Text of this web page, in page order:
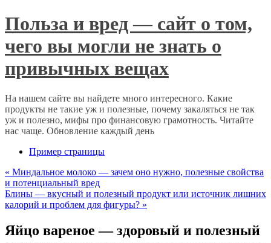
Польза и вред — сайт о том,
чего вы могли не знать о
привычных вещах
На нашем сайте вы найдете много интересного. Какие
продукты не такие уж и полезные, почему закаляться не так
уж и полезно, мифы про финансовую грамотность. Читайте
нас чаще. Обновление каждый день
Пример страницы
« Миндальное молоко — зачем оно нужно, полезные свойства
и потенциальный вред
Блины — вкусный и полезный продукт или источник лишних
калорий и проблем для фигуры? »
Яйцо вареное — здоровый и полезный